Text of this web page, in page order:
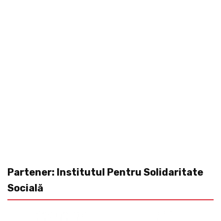
Partener: Institutul Pentru Solidaritate
Socială